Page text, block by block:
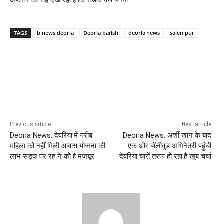
TAGS b news deoria Deoria barish deoria news salempur
Previous article
Deoria News: देवरिया में गरीब
महिला को नहीं मिली आवास योजना की
लाभ सड़क पर रह ने को है मजबूर
Next article
Deoria News: अर्शी खान के बाद
एक और बॉलीवुड अभिनेत्री पहुंची
देवरिया चारों तरफ हो रहा है खूब चर्चा